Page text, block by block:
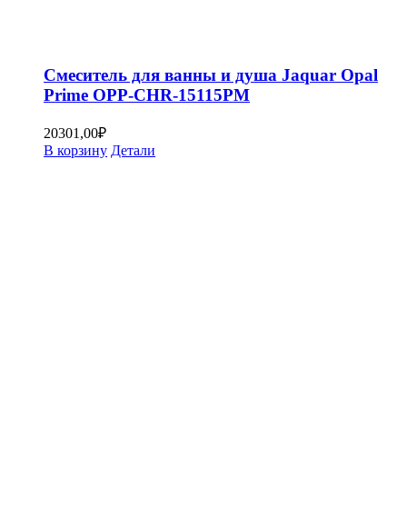
Смеситель для ванны и душа Jaquar Opal
Prime OPP-CHR-15115PM
20301,00₽
В корзину Детали